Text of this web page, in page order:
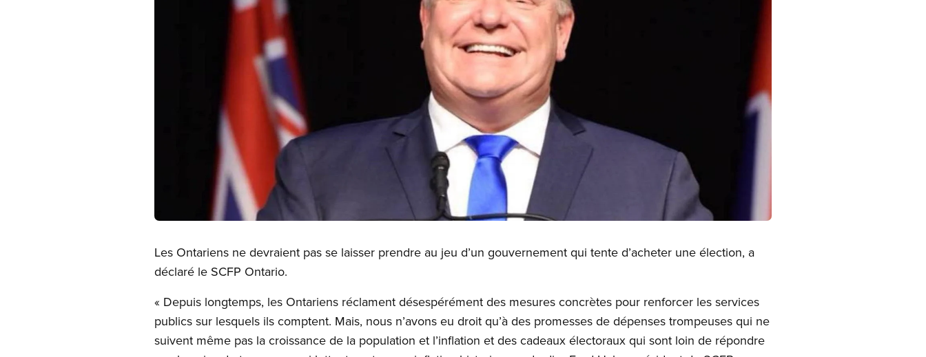
Les Ontariens ne devraient pas se laisser prendre au jeu d’un gouvernement qui tente d’acheter une élection, a
déclaré le SCFP Ontario.
« Depuis longtemps, les Ontariens réclament désespérément des mesures concrètes pour renforcer les services
publics sur lesquels ils comptent. Mais, nous n’avons eu droit qu’à des promesses de dépenses trompeuses qui ne
suivent même pas la croissance de la population et l’inflation et des cadeaux électoraux qui sont loin de répondre